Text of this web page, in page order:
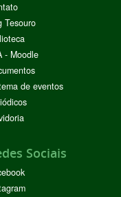
Tesouro
- Moodle
de eventos
Sociais